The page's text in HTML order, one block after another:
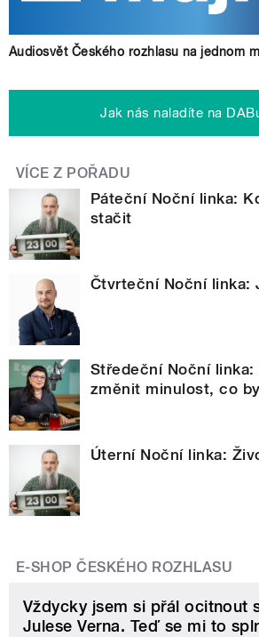
Audiosvět Českého rozhlasu na jednom
Jak nás naladíte na
VÍCE Z POŘADU
Páteční Noční linka:
stačit
Čtvrteční Noční linka:
Středeční Noční
změnit minulost, co
Úterní Noční linka:
E-SHOP ČESKÉHO ROZHLASU
Vždycky jsem si přál ocitnout
Julese Verna. Teď se mi to